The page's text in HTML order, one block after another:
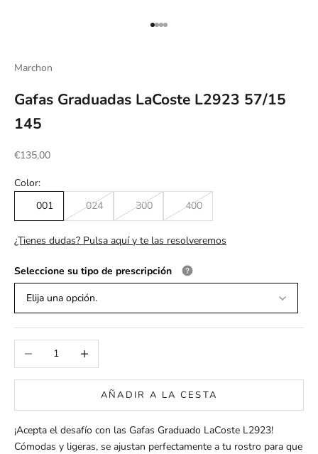
Ir al artículo 1
Ir al artículo 2
Ir al artículo 3
Ir al artículo 4
Marchon
Gafas Graduadas LaCoste L2923 57/15
145
Precio de oferta
€135,00
Color:
001
024 300 400
¿Tienes dudas? Pulsa aquí y te las resolveremos
Seleccione su tipo de prescripción
Elija una opción.
Reducir cantidadAumentar cantidad
AÑADIR A LA CESTA
¡Acepta el desafío con las Gafas Graduado LaCoste L2923!
Cómodas y ligeras, se ajustan perfectamente a tu rostro para que